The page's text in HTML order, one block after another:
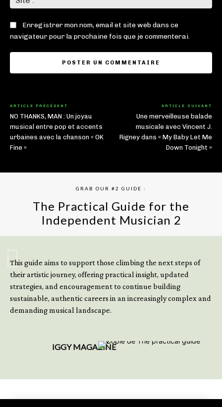
:
Enregistrer mon nom, email et site web dans ce
navigateur pour la prochaine fois que je commenterai.
ARTICLE PRÉCÉDENT
NO THANKS, MAN : Un joyau
musical entre pop et accents
urbaines avec la chanson « OK
Fine »
ARTICLE SUIVANT
Une merveilleuse balade
musicale avec Vincent J.
Rigney dans « My Baby Let Me
Down Tonight »
GRAB OUR #2 GUIDE :
The Practical Guide for the
Independent Musician 2
This guide aims to support those climbing the next steps of
their artistic journey, offering practical insight, updated
strategies, and encouragement to continue building
sustainable, authentic careers in an increasingly complex and
demanding musical landscape.
IGGY MAGAZINE